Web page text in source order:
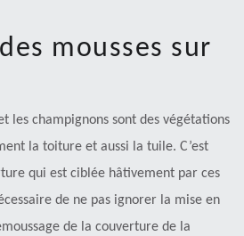
mousses sur
les champignons sont des végétations
la toiture et aussi la tuile. C’est
qui est ciblée hâtivement par ces
de ne pas ignorer la mise en
de la couverture de la